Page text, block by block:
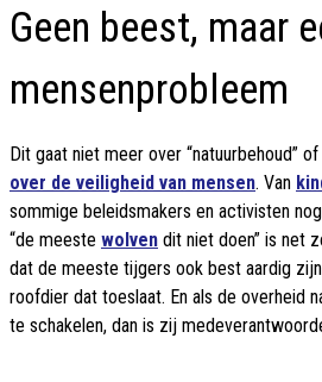
Geen beest, maar
mensenprobleem
Dit gaat niet meer over “natuurbehoud”
over de veiligheid van mensen. Van
sommige beleidsmakers en activisten
“de meeste wolven dit niet doen” is net
dat de meeste tijgers ook best aardig
roofdier dat toeslaat. En als de overheid
te schakelen, dan is zij